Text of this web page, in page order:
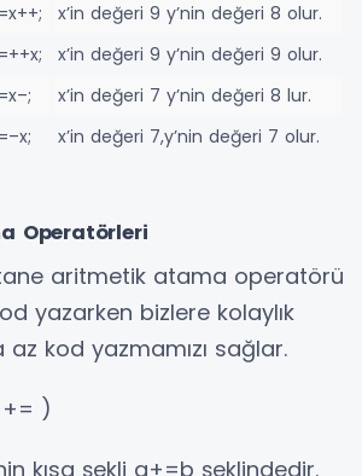
x’in değeri 9 y’nin değeri 8 olur.
x’in değeri 9 y’nin değeri 9 olur.
x’in değeri 7 y’nin değeri 8 lur.
x’in değeri 7,y’nin değeri 7 olur.
Operatörleri
aritmetik atama operatörü
yazarken bizlere kolaylık
kod yazmamızı sağlar.
)
kısa şekli a+=b şeklindedir.